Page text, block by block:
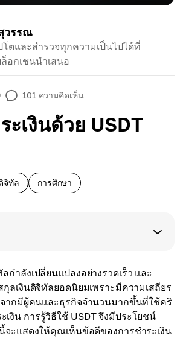
วรรณ
ตและสำรวจทุกความเป็นไปได้ที่
อกเชนนำเสนอ
101 ความคิดเห็น
ะเงินด้วย USDT
จิทัล การศึกษา
กำลังเปลี่ยนแปลงอย่างรวดเร็ว และ
กุลเงินดิจิทัลยอดนิยมเพราะมีความเสถียร
จากมีผู้คนและธุรกิจจำนวนมากขึ้นที่ใช้คริ
เงิน การรู้วิธีใช้ USDT จึงมีประโยชน์
จะแสดงให้คุณเห็นข้อดีของการชำระเงิน